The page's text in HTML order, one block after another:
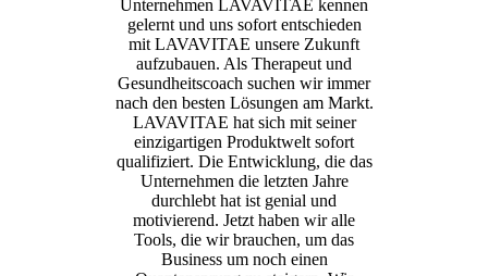
Unternehmen LAVAVITAE kennen
gelernt und uns sofort entschieden
mit LAVAVITAE unsere Zukunft
aufzubauen. Als Therapeut und
Gesundheitscoach suchen wir immer
nach den besten Lösungen am Markt.
LAVAVITAE hat sich mit seiner
einzigartigen Produktwelt sofort
qualifiziert. Die Entwicklung, die das
Unternehmen die letzten Jahre
durchlebt hat ist genial und
motivierend. Jetzt haben wir alle
Tools, die wir brauchen, um das
Business um noch einen